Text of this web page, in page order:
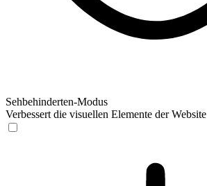
Sehbehinderten-Modus
Verbessert die visuellen Elemente der Website